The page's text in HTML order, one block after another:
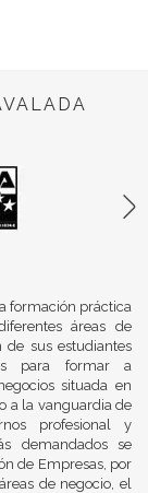
formación práctica
áreas de
de sus estudiantes
para formar a
situada en
a la vanguardia de
profesional y
demandados se
de Empresas, por
de negocio, el